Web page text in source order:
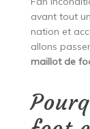
avant tout
nation et
allons
maillot de